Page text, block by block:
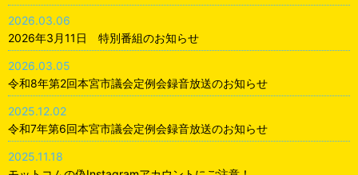
2026.03.06
2026年3月11日 特別番組のお知らせ
2026.03.05
令和8年第2回本宮市議会定例会録音放送のお知らせ
2025.12.02
令和7年第6回本宮市議会定例会録音放送のお知らせ
2025.11.18